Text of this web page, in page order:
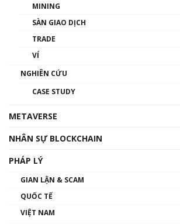
thống & Crypto qua các cuộc
01:32:59
gió ấm
MINING
SÀN GIAO DỊCH
TRADE
VÍ
NGHIÊN CỨU
CASE STUDY
METAVERSE
NHÂN SỰ BLOCKCHAIN
PHÁP LÝ
GIAN LẬN & SCAM
QUỐC TẾ
VIỆT NAM